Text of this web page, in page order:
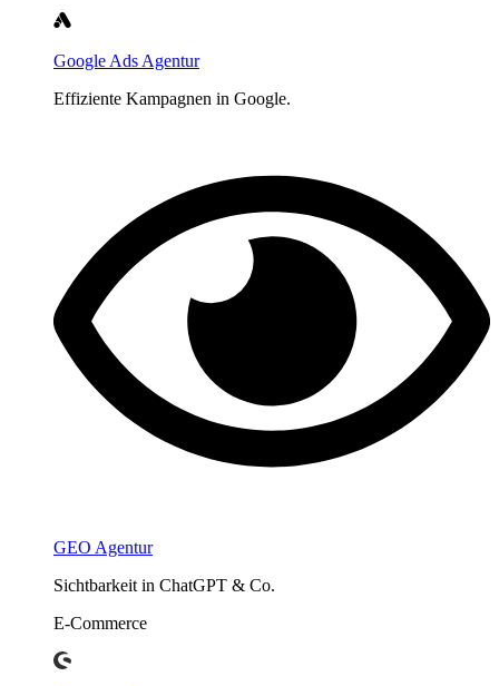
Google Ads Agentur
Effiziente Kampagnen in Google.
GEO Agentur
Sichtbarkeit in ChatGPT & Co.
E-Commerce